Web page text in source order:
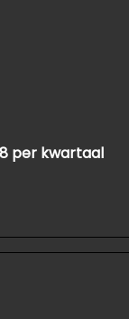
per kwartaal